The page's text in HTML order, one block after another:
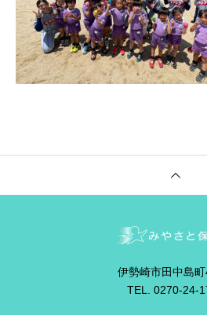
伊勢崎市田中島町
TEL. 0270-24-